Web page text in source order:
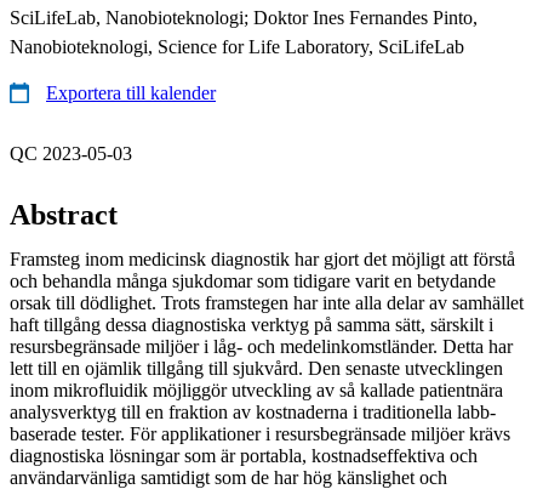
SciLifeLab, Nanobioteknologi; Doktor Ines Fernandes Pinto,
Nanobioteknologi, Science for Life Laboratory, SciLifeLab
Exportera till kalender
QC 2023-05-03
Abstract
Framsteg inom medicinsk diagnostik har gjort det möjligt att förstå
och behandla många sjukdomar som tidigare varit en betydande
orsak till dödlighet. Trots framstegen har inte alla delar av samhället
haft tillgång dessa diagnostiska verktyg på samma sätt, särskilt i
resursbegränsade miljöer i låg- och medelinkomstländer. Detta har
lett till en ojämlik tillgång till sjukvård. Den senaste utvecklingen
inom mikrofluidik möjliggör utveckling av så kallade patientnära
analysverktyg till en fraktion av kostnaderna i traditionella labb-
baserade tester. För applikationer i resursbegränsade miljöer krävs
diagnostiska lösningar som är portabla, kostnadseffektiva och
användarvänliga samtidigt som de har hög känslighet och